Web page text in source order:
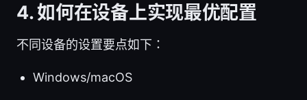
4. 如何在设备上实现最优配置
不同设备的设置要点如下：
Windows/macOS